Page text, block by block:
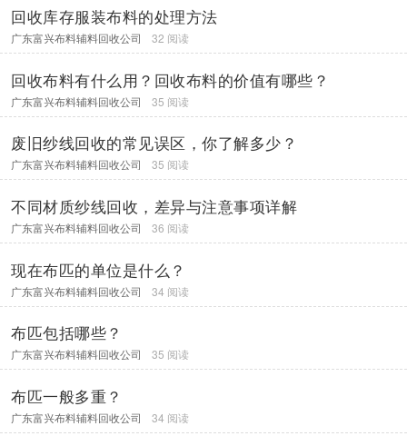
回收库存服装布料的处理方法
广东富兴布料辅料回收公司 32 阅读
回收布料有什么用？回收布料的价值有哪些？
广东富兴布料辅料回收公司 35 阅读
废旧纱线回收的常见误区，你了解多少？
广东富兴布料辅料回收公司 35 阅读
不同材质纱线回收，差异与注意事项详解
广东富兴布料辅料回收公司 36 阅读
现在布匹的单位是什么？
广东富兴布料辅料回收公司 34 阅读
布匹包括哪些？
广东富兴布料辅料回收公司 35 阅读
布匹一般多重？
广东富兴布料辅料回收公司 34 阅读